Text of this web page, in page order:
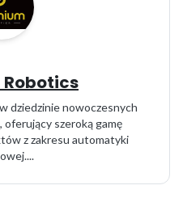
Robotics
dziedzinie nowoczesnych
oferujący szeroką gamę
z zakresu automatyki